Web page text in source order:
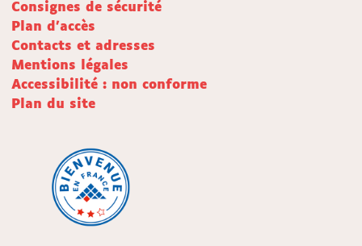
Consignes de sécurité
Plan d'accès
Contacts et adresses
Mentions légales
Accessibilité : non conforme
Plan du site